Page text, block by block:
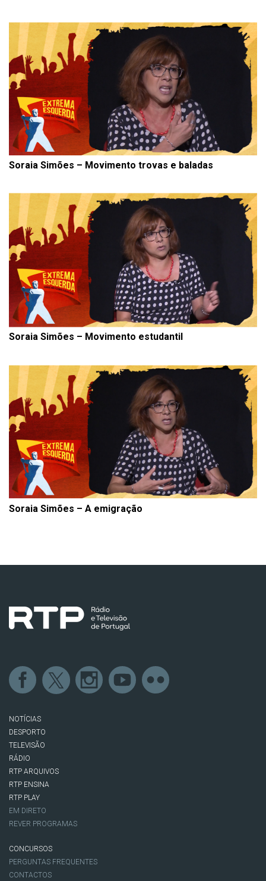
Soraia Simões – Movimento trovas e baladas
Soraia Simões – Movimento estudantil
Soraia Simões – A emigração
NOTÍCIAS
DESPORTO
TELEVISÃO
RÁDIO
RTP ARQUIVOS
RTP ENSINA
RTP PLAY
EM DIRETO
REVER PROGRAMAS
CONCURSOS
PERGUNTAS FREQUENTES
CONTACTOS